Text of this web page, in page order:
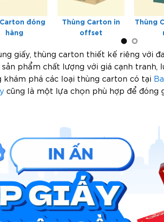
đóng
hàng
Thùng Carton in
offset
Thùng
giấy, thùng carton thiết kế riêng với
phẩm chất lượng với giá cạnh tranh,
khám phá các loại thùng carton có tại
cũng là một lựa chọn phù hợp để đóng